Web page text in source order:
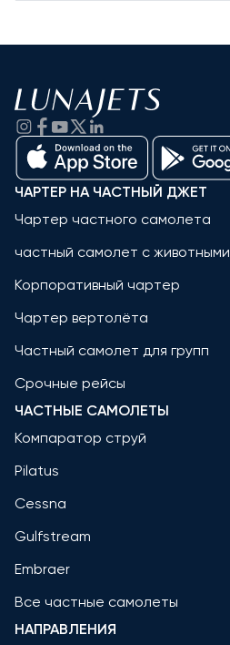
ЧАРТЕР НА ЧАСТНЫЙ ДЖЕТ
Чартер частного самолета
частный самолет с животными
Корпоративный чартер
Чартер вертолёта
Частный самолет для групп
Срочные рейсы
ЧАСТНЫЕ САМОЛЕТЫ
Компаратор струй
Pilatus
Cessna
Gulfstream
Embraer
Все частные самолеты
НАПРАВЛЕНИЯ